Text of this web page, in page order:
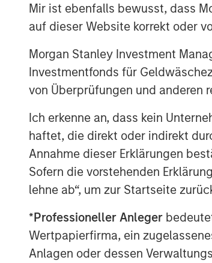
Mir ist ebenfalls bewusst, dass
auf dieser Website korrekt oder
Morgan Stanley Investment
Investmentfonds für
von Überprüfungen und anderen
Ich erkenne an, dass kein
haftet, die direkt oder indirekt
Annahme dieser Erklärungen
Sofern die vorstehenden
lehne ab“, um zur Startseite
*Professioneller Anleger
Wertpapierfirma, ein
Anlagen oder dessen
phase with the exceptional
“We’re excited to partner
management team, as we
more than six years,” said
partnership with Manna Pro
has only continued. Strong
in the categories in which
confidence in the
“Strong execution and
growth for Manna Pro, and
expansion, both domestically
value creation, including
acquisitions, we look
our differentiated global